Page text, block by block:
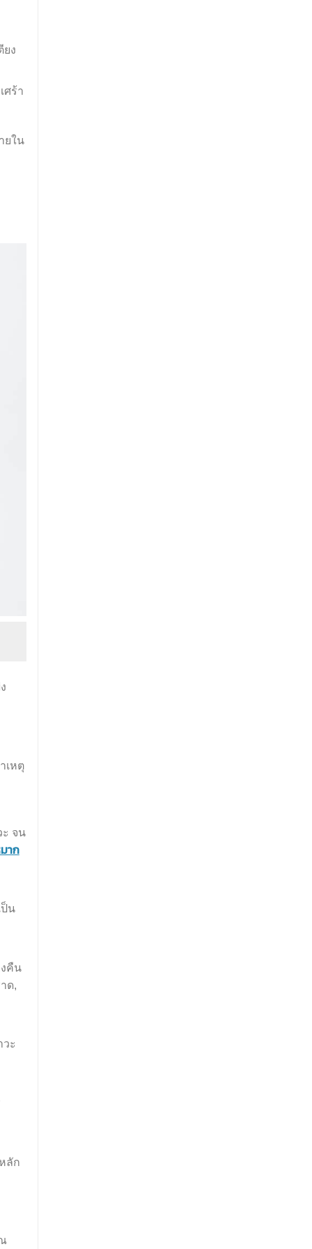
ยง
ศร้า
ยใน
เหตุ
ะ จน
าก
น
คืน
ด,
ะ
ลัก